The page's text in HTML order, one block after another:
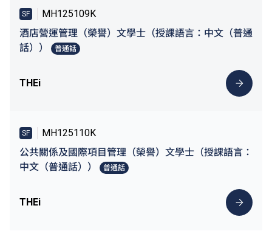
SF
MH125109K
酒店營運管理（榮譽）文學士（授課語言：中文（普通
話））
普通話
THEi
SF
MH125110K
公共關係及國際項目管理（榮譽）文學士（授課語言：
中文（普通話））
普通話
THEi